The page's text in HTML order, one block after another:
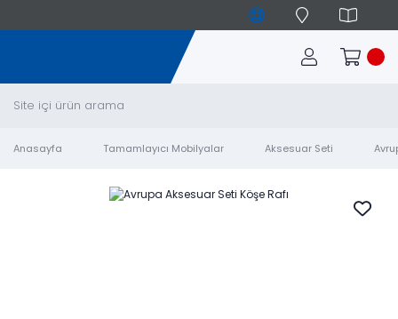
Anasayfa Tamamlayıcı Mobilyalar Aksesuar Seti